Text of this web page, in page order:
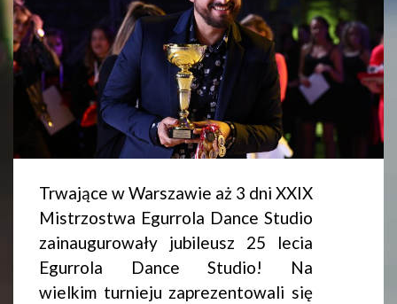
Trwające w Warszawie aż 3 dni XXIX
Mistrzostwa Egurrola Dance Studio
zainaugurowały jubileusz 25 lecia
Egurrola Dance Studio! Na
wielkim turnieju zaprezentowali się